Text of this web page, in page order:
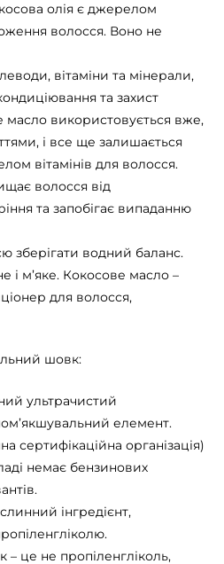
олія є джерелом
волосся. Воно не
вітаміни та мінерали,
та захист
масло використовується вже,
і все ще залишається
вітамінів для волосся.
волосся від
та запобігає випаданню
зберігати водний баланс.
і м’яке. Кокосове масло –
для волосся,
шовк:
ультрачистий
елемент.
сертифікаційна організація)
немає бензинових
інгредієнт,
це не пропіленгліколь,